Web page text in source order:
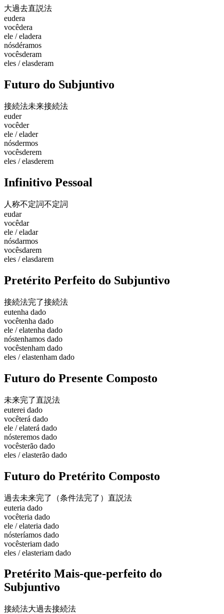
大過去直説法
eudera
vocêdera
ele / eladera
nósdéramos
vocêsderam
eles / elasderam
Futuro do Subjuntivo
接続法未来接続法
euder
vocêder
ele / elader
nósdermos
vocêsderem
eles / elasderem
Infinitivo Pessoal
人称不定詞不定詞
eudar
vocêdar
ele / eladar
nósdarmos
vocêsdarem
eles / elasdarem
Pretérito Perfeito do Subjuntivo
接続法完了接続法
eutenha dado
vocêtenha dado
ele / elatenha dado
nóstenhamos dado
vocêstenham dado
eles / elastenham dado
Futuro do Presente Composto
未来完了直説法
euterei dado
vocêterá dado
ele / elaterá dado
nósteremos dado
vocêsterão dado
eles / elasterão dado
Futuro do Pretérito Composto
過去未来完了（条件法完了） 直説法
euteria dado
vocêteria dado
ele / elateria dado
nósteríamos dado
vocêsteriam dado
eles / elasteriam dado
Pretérito Mais-que-perfeito do
Subjuntivo
接続法大過去接続法